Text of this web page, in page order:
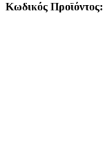
Κωδικός Προϊόντος: